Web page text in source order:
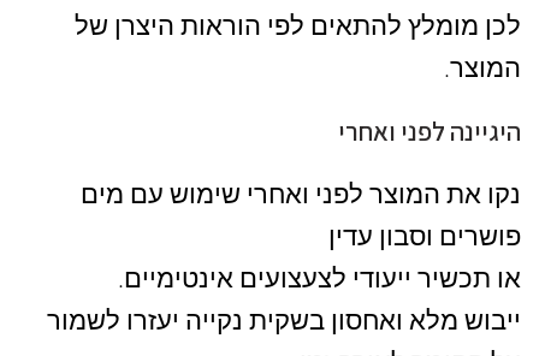
לכן מומלץ להתאים לפי הוראות היצרן של
המוצר.
היגיינה לפני ואחרי
נקו את המוצר לפני ואחרי שימוש עם מים
פושרים וסבון עדין
או תכשיר ייעודי לצעצועים אינטימיים.
ייבוש מלא ואחסון בשקית נקייה יעזרו לשמור